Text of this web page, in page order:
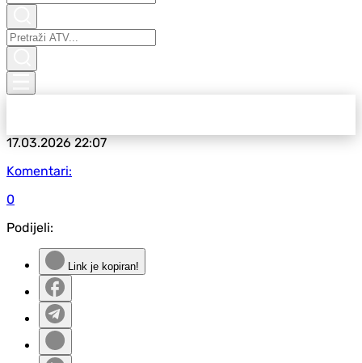
17.03.202622:07
Komentari:
0
Podijeli:
Link je kopiran!